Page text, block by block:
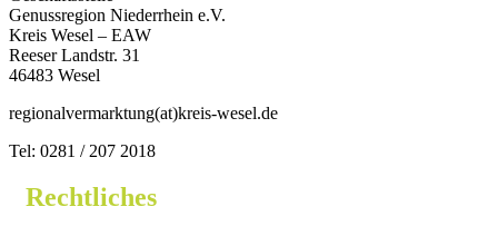
Genussregion Niederrhein e.V.
Kreis Wesel – EAW
Reeser Landstr. 31
46483 Wesel
regionalvermarktung(at)kreis-wesel.de
Tel: 0281 / 207 2018
Rechtliches